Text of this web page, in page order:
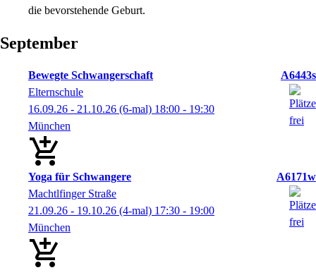
die bevorstehende Geburt.
September
Bewegte Schwangerschaft
A6443s
Elternschule
16.09.26 - 21.10.26 (6-mal) 18:00 - 19:30
München
Yoga für Schwangere
A6171w
Machtlfinger Straße
21.09.26 - 19.10.26 (4-mal) 17:30 - 19:00
München